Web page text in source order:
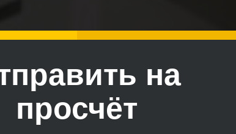
на
просчёт